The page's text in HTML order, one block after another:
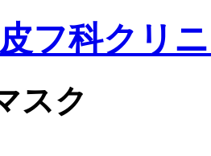
フ科クリ
スク